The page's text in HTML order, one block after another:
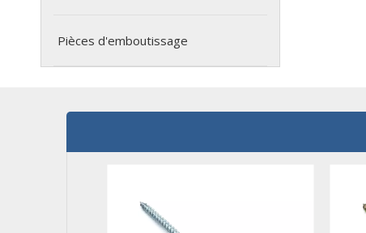
Pièces d'emboutissage